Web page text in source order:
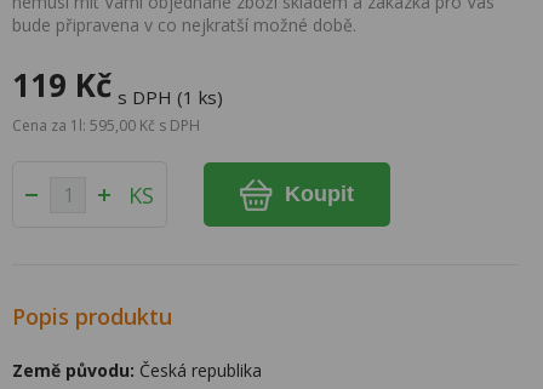
bude připravena v co nejkratší možné době.
119 Kč s DPH (1 ks)
Cena za 1l: 595,00 Kč s DPH
KS Koupit
Popis produktu
Země původu: Česká republika